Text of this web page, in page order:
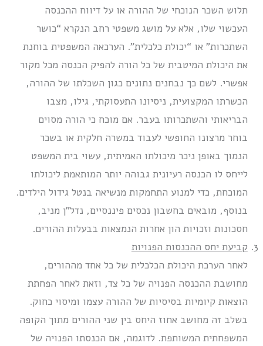
תלוש השכר הנוכחי של ההורה או על דיווח ההכנסה
העכשוי שלו, אלא על מושג משפטי רחב הנקרא “כושר
השתכרות” או “יכולת כלכלית”. הערכאה המשפטית בוחנת
את היכולת המיטבית של כל הורה להפיק הכנסה מכל מקור
אפשרי. לשם כך נבחנים נתונים כגון השכלתו של ההורה,
הכשרתו המקצועית, ניסיונו התעסוקתי, גילו, מצבו
הבריאותי והשתכרותו בעבר. אם מוכח כי הורה מסוים
בוחר מרצונו החופשי לעבוד במשרה חלקית או בשכר
הנמוך באופן ניכר מיכולתו האמיתית, עשוי בית המשפט
לייחס לו הכנסה רעיונית גבוהה יותר המותאמת ליכולתו
המוכחת, כדי למנוע התחמקות מנשיאה בנטל גידול הילדים.
בנוסף, מובאים בחשבון נכסים פיננסיים, נדל”ן מניב,
חסכונות וזכויות הון אחרות הנמצאות בבעלות ההורים.
קביעת יחס ההכנסות הפנויות
לאחר הערכת היכולת הכלכלית של כל אחד מההורים,
מחושבת ההכנסה הפנויה של כל צד, וזאת לאחר הפחתת
הוצאות קיומיות בסיסיות של ההורה עצמו ומיסוי כחוק.
בשלב זה מחושב אחוז היחס בין שני ההורים מתוך הקופה
המשפחתית המשותפת. לדוגמה, אם הכנסתו הפנויה של